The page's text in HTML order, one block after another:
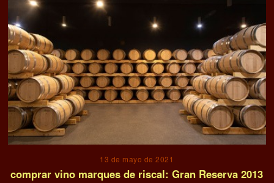
13 de mayo de 2021
comprar vino marques de riscal: Gran Reserva 2013